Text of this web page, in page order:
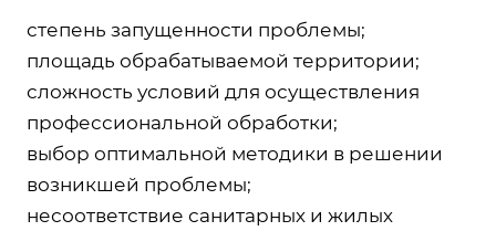
степень запущенности проблемы;
площадь обрабатываемой территории;
сложность условий для осуществления
профессиональной обработки;
выбор оптимальной методики в решении
возникшей проблемы;
несоответствие санитарных и жилых